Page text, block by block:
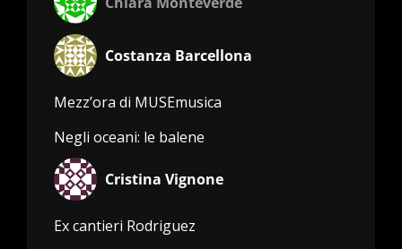
Costanza Barcellona
Mezz’ora di MUSEmusica
Negli oceani: le balene
Cristina Vignone
Ex cantieri Rodriguez